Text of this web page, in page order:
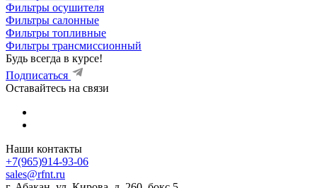
Фильтры осушителя
Фильтры салонные
Фильтры топливные
Фильтры трансмиссионный
Будь всегда в курсе!
Подписаться
Оставайтесь на связи
Наши контакты
+7(965)914-93-06
sales@rfnt.ru